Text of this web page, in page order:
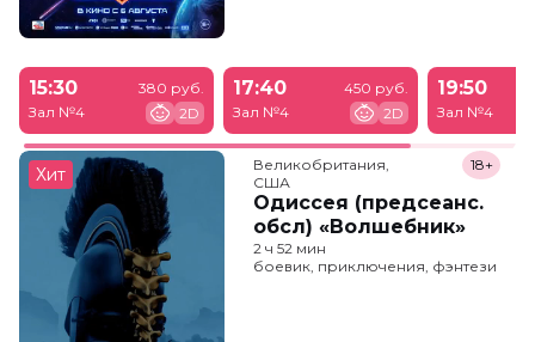
15:30
Зал №4
380 руб.
2D
17:40
Зал №4
450 руб.
2D
19:50
Зал №4
Хит
Великобритания,
США
Одиссея (предсеанс.
обсл) «Волшебник»
18+
2 ч 52 мин
боевик, приключения, фэнтези